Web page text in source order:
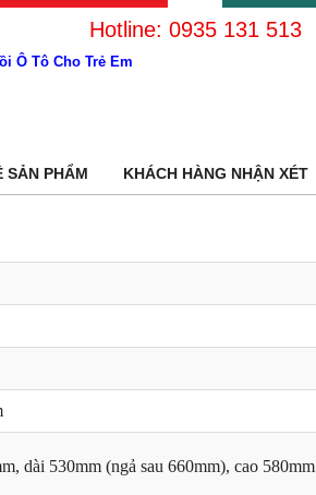
Hotline: 0935 131 513
Ô Tô Cho Trẻ Em
SẢN PHẨM KHÁCH HÀNG NHẬN XÉT
dài 530mm (ngả sau 660mm), cao 580mm